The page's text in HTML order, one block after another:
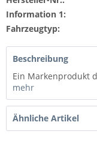
Information 1:
Fahrzeugtyp:
Beschreibung
Ein Markenprodukt
mehr
Ähnliche Artikel